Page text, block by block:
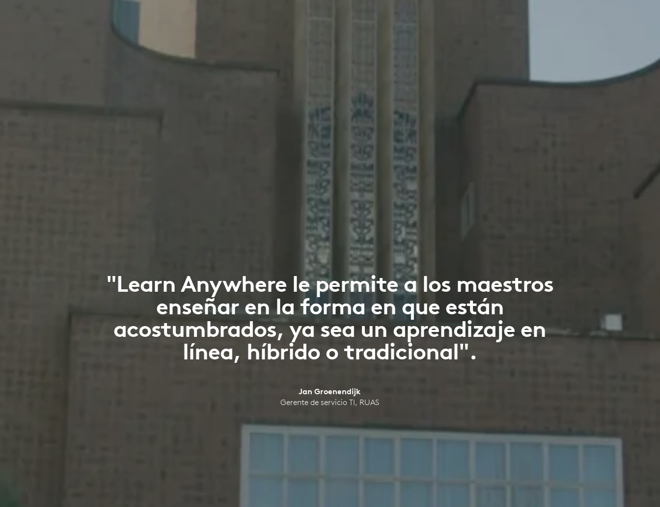
"Learn Anywhere le permite a los maestros
enseñar en la forma en que están
acostumbrados, ya sea un aprendizaje en
línea, híbrido o tradicional".
Jan Groenendijk
Gerente de servicio TI, RUAS